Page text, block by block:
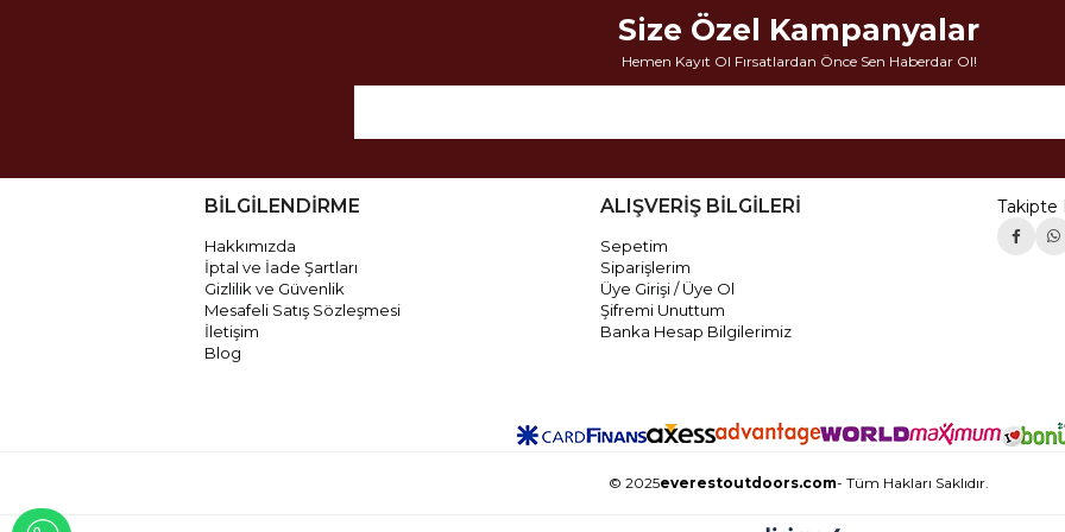
Size Özel Kampanyalar
Hemen Kayıt Ol Fırsatlardan Önce Sen Haberdar Ol!
BİLGİLENDİRME
Hakkımızda
İptal ve İade Şartları
Gizlilik ve Güvenlik
Mesafeli Satış Sözleşmesi
İletişim
Blog
ALIŞVERİŞ BİLGİLERİ
Sepetim
Siparişlerim
Üye Girişi / Üye Ol
Şifremi Unuttum
Banka Hesap Bilgilerimiz
Takipte
© 2025everestoutdoors.com- Tüm Hakları Saklıdır.